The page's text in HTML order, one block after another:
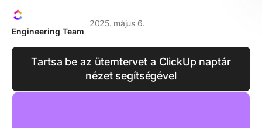
Engineering Team
2025. május 6.
Tartsa be az ütemtervet a ClickUp naptár
nézet segítségével